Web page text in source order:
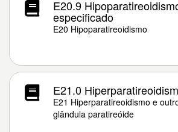
E20.9
especificado
E20 Hipoparatireoidismo
E21.0
E21 Hiperparatireoidismo e
glândula paratireóide